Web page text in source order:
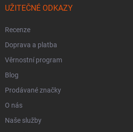
UŽITEČNÉ ODKAZY
Recenze
Doprava a platba
Věrnostní program
Blog
Prodávané značky
O nás
Naše služby